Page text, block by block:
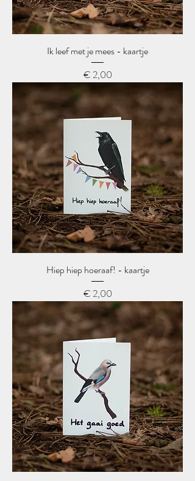
Ik leef met je mees - kaartje
Prijs
€ 2,00
Hiep hiep hoeraaf! - kaartje
Prijs
€ 2,00